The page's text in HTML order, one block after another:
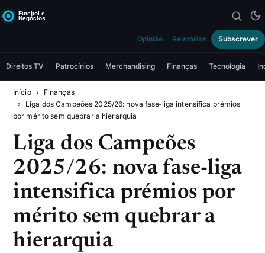
Opinião Relatórios Subscrever
Direitos TV Patrocínios Merchandising Finanças Tecnologia
Início
Finanças
Liga dos Campeões 2025/26: nova fase‑liga intensifica prémios
por mérito sem quebrar a hierarquia
Liga dos Campeões
2025/26: nova fase‑liga
intensifica prémios por
mérito sem quebrar a
hierarquia